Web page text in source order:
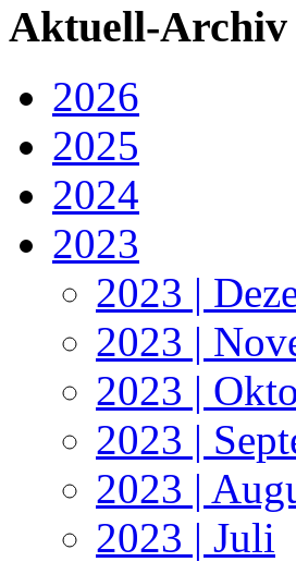
Aktuell-Archiv
2026
2025
2024
2023
2023 |
2023 |
2023 |
2023 |
2023 |
2023 | Juli